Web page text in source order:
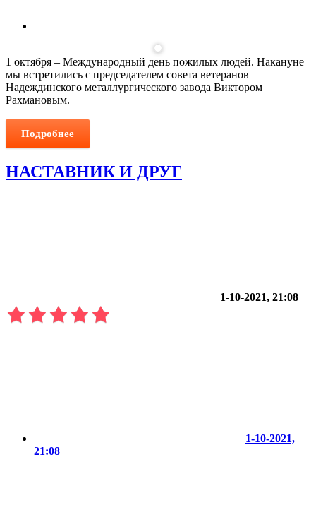
1 октября – Международный день пожилых людей. Накануне
мы встретились с председателем совета ветеранов
Надеждинского металлургического завода Виктором
Рахмановым.
Подробнее
НАСТАВНИК И ДРУГ
1-10-2021, 21:08
1-10-2021,
21:08